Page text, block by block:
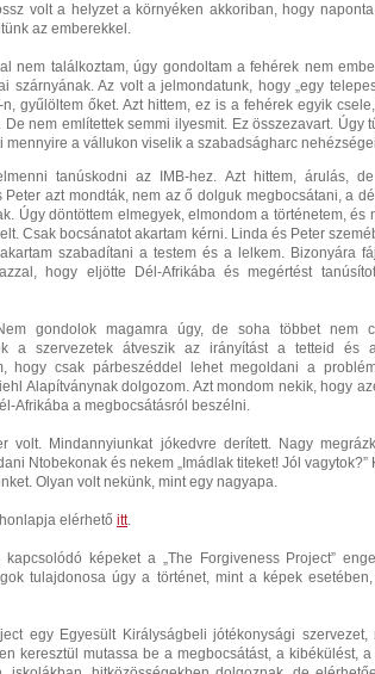
volt a helyzet a környéken akkoriban, hogy
az emberekkel.
nem találkoztam, úgy gondoltam a fehérek nem
szárnyának. Az volt a jelmondatunk, hogy „egy
gyűlöltem őket. Azt hittem, ez is a fehérek egyik
De nem említettek semmi ilyesmit. Ez összezavart. Úgy
mennyire a vállukon viselik a szabadságharc
tanúskodni az IMB-hez. Azt hittem, árulás,
azt mondták, nem az ő dolguk megbocsátani, a
Úgy döntöttem elmegyek, elmondom a történetem, és
Csak bocsánatot akartam kérni. Linda és Peter
akartam szabadítani a testem és a lelkem. Bizonyára
hogy eljötte Dél-Afrikába és megértést
gondolok magamra úgy, de soha többet nem
a szervezetek átveszik az irányítást a tetteid és
hogy csak párbeszéddel lehet megoldani a
Alapítványnak dolgozom. Azt mondom nekik, hogy
Afrikába a megbocsátásról beszélni.
volt. Mindannyiunkat jókedvre derített. Nagy
Ntobekonak és nekem „Imádlak titeket! Jól vagytok?”
Olyan volt nekünk, mint egy nagyapa.
elérhető itt.
képeket a „The Forgiveness Project”
tulajdonosa úgy a történet, mint a képek
egy Egyesült Királyságbeli jótékonysági
keresztül mutassa be a megbocsátást, a kibékülést,